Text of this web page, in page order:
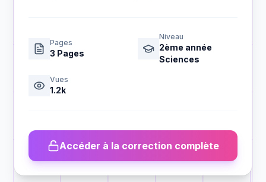
Pages
3 Pages
Niveau
2ème année
Sciences
Vues
1.2k
Accéder à la correction complète